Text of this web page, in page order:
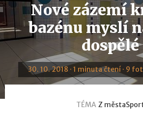
Nové zázemí
bazénu myslí
dospělé
30. 10. 2018 · 1 minuta čtení · 9
TÉMA Z města